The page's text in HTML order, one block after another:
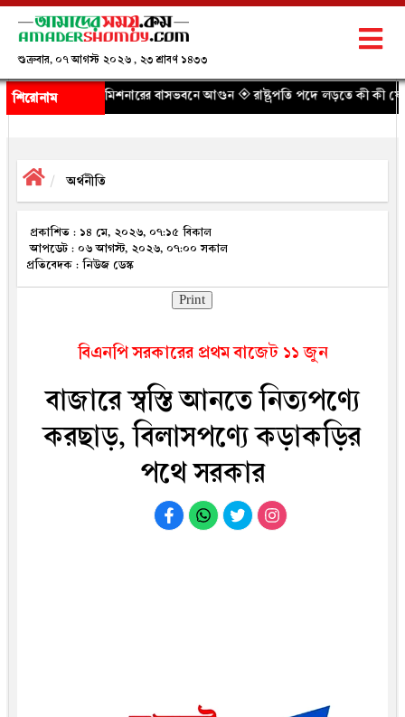
শুক্রবার, ০৭ আগস্ট ২০২৬ , ২৩ শ্রাবণ ১৪৩৩
শিরোনাম বাসভবনে আগুন◈ রাষ্ট্রপতি পদে লড়তে কী কী যোগ্যতা প্রয়োজন?
অর্থনীতি
প্রকাশিত : ১৪ মে, ২০২৬, ০৭:১৫ বিকাল
আপডেট : ০৬ আগস্ট, ২০২৬, ০৭:০০ সকাল
প্রতিবেদক : নিউজ ডেস্ক
Print
বিএনপি সরকারের প্রথম বাজেট ১১ জুন
বাজারে স্বস্তি আনতে নিত্যপণ্যে
করছাড়, বিলাসপণ্যে কড়াকড়ির
পথে সরকার